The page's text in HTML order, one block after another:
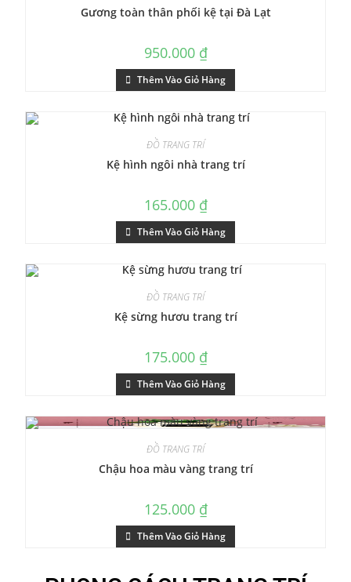
Gương toàn thân phối kệ tại Đà Lạt
950.000 ₫
Thêm Vào Giỏ Hàng
ĐỒ TRANG TRÍ
Kệ hình ngôi nhà trang trí
165.000 ₫
Thêm Vào Giỏ Hàng
ĐỒ TRANG TRÍ
Kệ sừng hươu trang trí
175.000 ₫
Thêm Vào Giỏ Hàng
ĐỒ TRANG TRÍ
Chậu hoa màu vàng trang trí
125.000 ₫
Thêm Vào Giỏ Hàng